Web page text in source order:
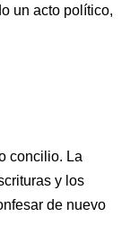
un acto político,
concilio. La
y los
de nuevo